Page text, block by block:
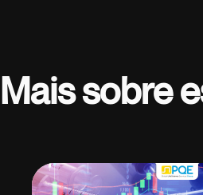
Mais sobre